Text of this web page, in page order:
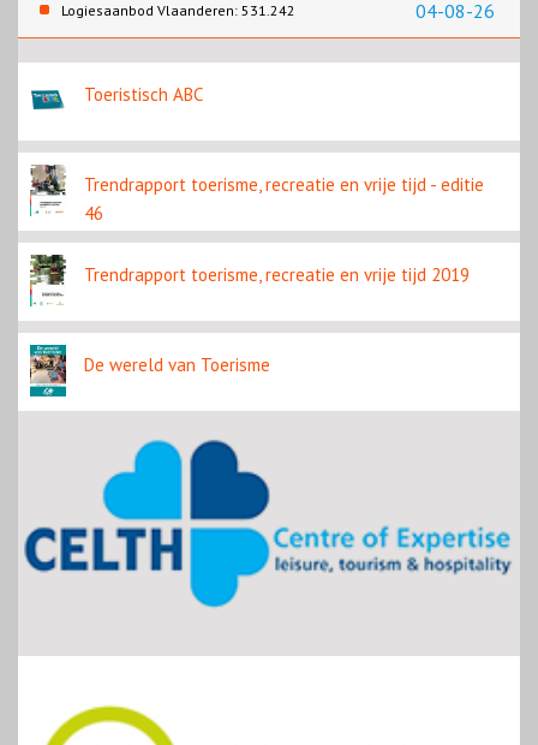
recreatie en wonen
04-08-26
Logiesaanbod Vlaanderen: 531.242
slaapplaatsen
Toeristisch ABC
Trendrapport toerisme, recreatie en vrije tijd - editie
46
Trendrapport toerisme, recreatie en vrije tijd 2019
De wereld van Toerisme